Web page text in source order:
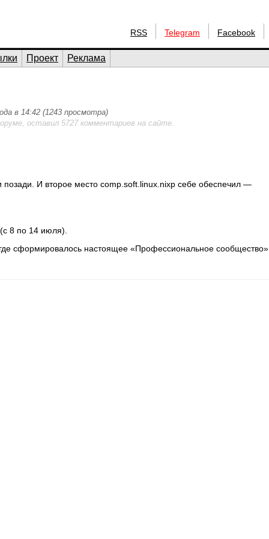
RSS Telegram Facebook
Проект Реклама
в 14:42 (1243 просмотра)
оставил 5727 комментариев на сайте.
позади. И второе место comp.soft.linux.nixp себе обеспечил —
8 по 14 июля).
сформировалось настоящее «Профессиональное сообщество».